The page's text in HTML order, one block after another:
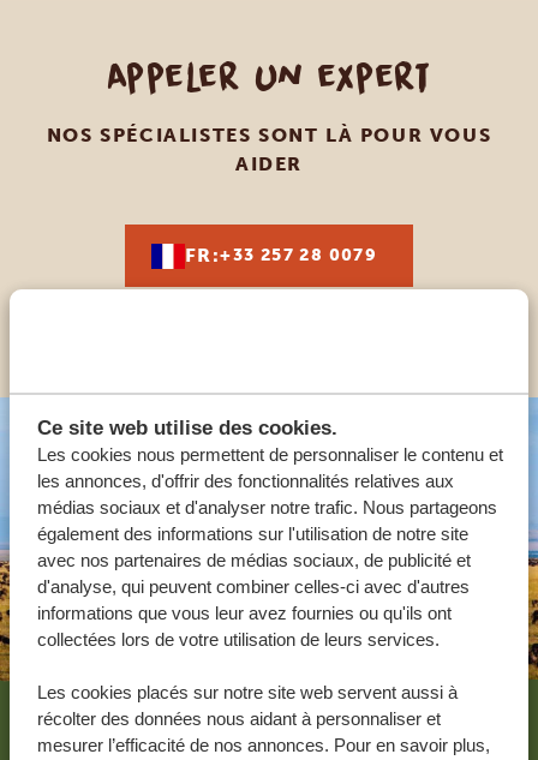
Ce site web utilise des cookies.
Les cookies nous permettent de personnaliser le contenu et
les annonces, d'offrir des fonctionnalités relatives aux
médias sociaux et d'analyser notre trafic. Nous partageons
également des informations sur l'utilisation de notre site
avec nos partenaires de médias sociaux, de publicité et
d'analyse, qui peuvent combiner celles-ci avec d'autres
informations que vous leur avez fournies ou qu'ils ont
collectées lors de votre utilisation de leurs services.
Les cookies placés sur notre site web servent aussi à
récolter des données nous aidant à personnaliser et
mesurer l’efficacité de nos annonces. Pour en savoir plus,
Appeler un expert
NOS SPÉCIALISTES SONT LÀ POUR VOUS
AIDER
FR:+33 257 28 0079
Footer
NOS CLIENTS PARLENT DE TANZANIA